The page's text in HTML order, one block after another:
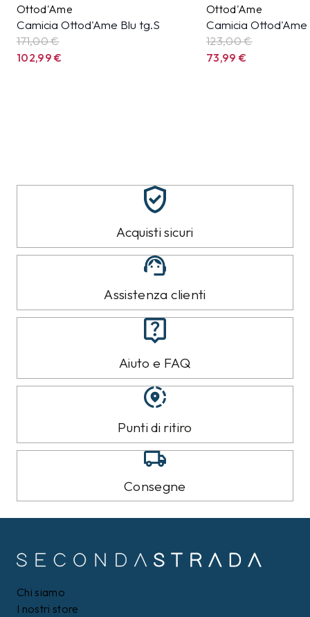
Ottod'Ame
Camicia Ottod'Ame Blu tg.S
171,00 €
102,99€
Ottod'Ame
Camicia
123,00 €
73,99€
Acquisti sicuri
Assistenza clienti
Aiuto e FAQ
Punti di ritiro
Consegne
Chi siamo
I nostri store